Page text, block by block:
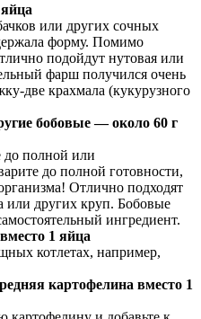
или других сочных
форму. Помимо
подойдут нутовая или
фарш получился очень
две крахмала (кукурузного
бобовые — около 60 г
полной или
до полной готовности,
Отлично подходят
или других круп. Бобовые
ингредиент.
1 яйца
котлетах, например,
картофелина вместо 1